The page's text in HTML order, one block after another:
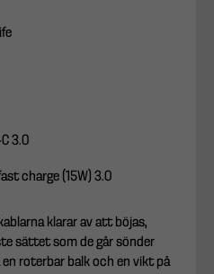
3.0
charge (15W) 3.0
klarar av att böjas,
sättet som de går sönder
roterbar balk och en vikt på